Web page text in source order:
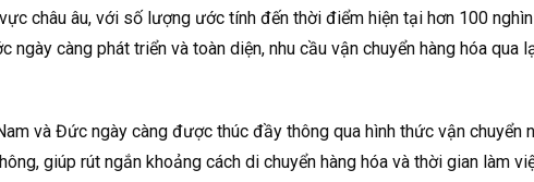
châu âu, với số lượng ước tính đến thời điểm hiện tại hơn 100
càng phát triển và toàn diện, nhu cầu vận chuyển hàng hóa qua
và Đức ngày càng được thúc đầy thông qua hình thức vận chuyển
giúp rút ngắn khoảng cách di chuyển hàng hóa và thời gian làm